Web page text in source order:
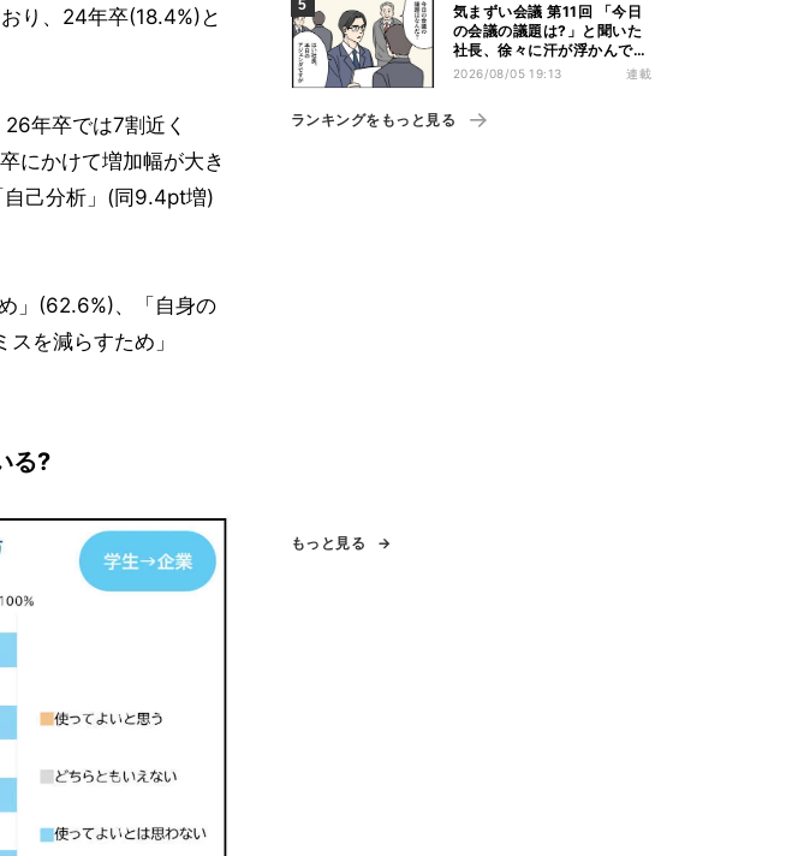
り、24年卒(18.4%)と
年卒では7割近く
にかけて増加幅が大き
己分析」(同9.4pt増)
」(62.6%)、「自身の
を減らすため」
る?
気まずい会議 第11回 「今日
の会議の議題は?」と聞いた
社長、徐々に汗が浮かんでき
た
2026/08/05 19:13 連載
ランキングをもっと見る
もっと見る